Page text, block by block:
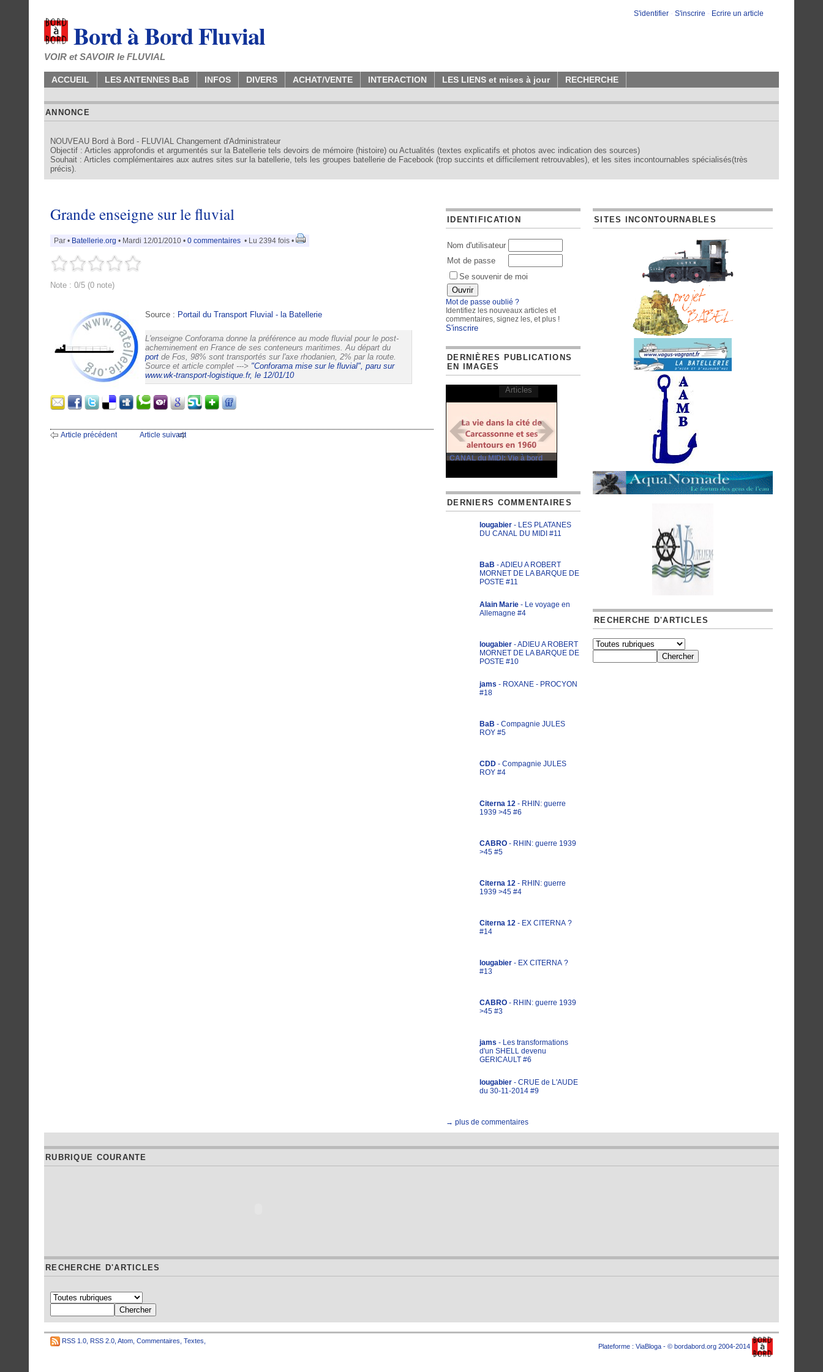
S'identifier - S'inscrire - Ecrire un article
Bord à Bord Fluvial
VOIR et SAVOIR le FLUVIAL
ACCUEIL LES ANTENNES BaB INFOS DIVERS ACHAT/VENTE INTERACTION LES LIENS et mises à jour RECHERCHE
ANNONCE
NOUVEAU Bord à Bord - FLUVIAL Changement d'Administrateur
Objectif : Articles approfondis et argumentés sur la Batellerie tels devoirs de mémoire (histoire) ou Actualités (textes explicatifs et photos avec indication des sources)
Souhait : Articles complémentaires aux autres sites sur la batellerie, tels les groupes batellerie de Facebook (trop succints et difficilement retrouvables), et les sites incontournables spécialisés(très
précis).
Grande enseigne sur le fluvial
Par • Batellerie.org • Mardi 12/01/2010 • 0 commentaires • Lu 2394 fois •
Note : 0/5 (0 note)
Source : Portail du Transport Fluvial - la Batellerie
L'enseigne Conforama donne la préférence au mode fluvial pour le post-
acheminement en France de ses conteneurs maritimes. Au départ du
port de Fos, 98% sont transportés sur l'axe rhodanien, 2% par la route.
Source et article complet ---> "Conforama mise sur le fluvial", paru sur
www.wk-transport-logistique.fr, le 12/01/10
Article précédent Article suivant
IDENTIFICATION
Nom d'utilisateur
Mot de passe
Se souvenir de moi
Mot de passe oublié ?
Identifiez les nouveaux articles et
commentaires, signez les, et plus !
S'inscrire
DERNIÈRES PUBLICATIONS
EN IMAGES
CANAL du MIDI: Vie à bord
Articles
DERNIERS COMMENTAIRES
lougabier - LES PLATANES
DU CANAL DU MIDI #11
BaB - ADIEU A ROBERT
MORNET DE LA BARQUE DE
POSTE #11
Alain Marie - Le voyage en
Allemagne #4
lougabier - ADIEU A ROBERT
MORNET DE LA BARQUE DE
POSTE #10
jams - ROXANE - PROCYON
#18
BaB - Compagnie JULES
ROY #5
CDD - Compagnie JULES
ROY #4
Citerna 12 - RHIN: guerre
1939 >45 #6
CABRO - RHIN: guerre 1939
>45 #5
Citerna 12 - RHIN: guerre
1939 >45 #4
Citerna 12 - EX CITERNA ?
#14
lougabier - EX CITERNA ?
#13
CABRO - RHIN: guerre 1939
>45 #3
jams - Les transformations
d'un SHELL devenu
GERICAULT #6
lougabier - CRUE de L'AUDE
du 30-11-2014 #9
→ plus de commentaires
SITES INCONTOURNABLES
RECHERCHE D'ARTICLES
RUBRIQUE COURANTE
RECHERCHE D'ARTICLES
RSS 1.0 RSS 2.0 Atom Commentaires Textes
Plateforme : ViaBloga - © bordabord.org 2004-2014